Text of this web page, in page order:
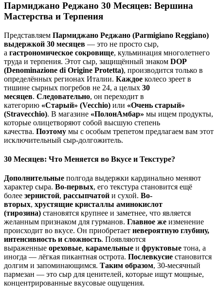
Пармиджано Реджано 30 Месяцев: Вершина
Мастерства и Терпения
Представляем Пармиджано Реджано (Parmigiano Reggiano)
выдержкой 30 месяцев — это не просто сыр,
а гастрономическое сокровище, кульминация многолетнего
труда и терпения. Этот сыр, защищённый знаком DOP
(Denominazione di Origine Protetta), производится только в
определённых регионах Италии. Каждое колесо зреет в
тишине сырных погребов не 24, а целых 30
месяцев. Следовательно, он переходит в
категорию «Старый» (Vecchio) или «Очень старый»
(Stravecchio). В магазине «ПолонАмбар» мы ищем продукты,
которые олицетворяют собой высшую степень
качества. Поэтому мы с особым трепетом предлагаем вам этот
исключительный сыр-долгожитель.
30 Месяцев: Что Меняется во Вкусе и Текстуре?
Дополнительные полгода выдержки кардинально меняют
характер сыра. Во-первых, его текстура становится ещё
более зернистой, рассыпчатой и сухой. Во-
вторых, хрустящие кристаллы аминокислот
(тирозина) становятся крупнее и заметнее, что является
желанным признаком для гурманов. Главное же изменение
происходит во вкусе. Он приобретает невероятную глубину,
интенсивность и сложность. Появляются
выраженные ореховые, карамельные и фруктовые тона, а
иногда — лёгкая пикантная острота. Послевкусие становится
долгим и запоминающимся. Таким образом, 30-месячный
пармезан — это сыр для ценителей, которые ищут мощные,
концентрированные вкусовые ощущения.